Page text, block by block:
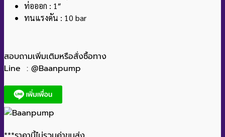
ท่อออก : 1″
ทนแรงดัน : 10 bar
สอบถามเพิ่มเติมหรือสั่งซื้อทาง
Line : @Baanpump